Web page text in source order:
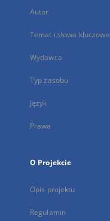
Autor
Temat i słowa kluczowe
Wydawca
Typ zasobu
Język
Prawa
O Projekcie
Opis projektu
Regulamin